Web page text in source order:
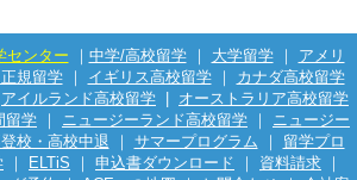
センター ｜ 中学/高校留学｜ 大学留学｜ アメリ
規留学｜ イギリス高校留学 ｜ カナダ高校留学
アイルランド高校留学
オーストラリア高校留学
留学 ｜ ニュージーランド高校留学 ｜ ニュージー
校・高校中退 ｜ サマープログラム ｜ 留学プロ
｜ ELTiS ｜ 申込書ダウンロード ｜ 資料請求 ｜